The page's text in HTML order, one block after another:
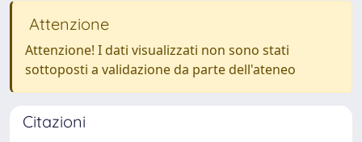
Attenzione
Attenzione! I dati visualizzati non sono stati
sottoposti a validazione da parte dell'ateneo
Citazioni